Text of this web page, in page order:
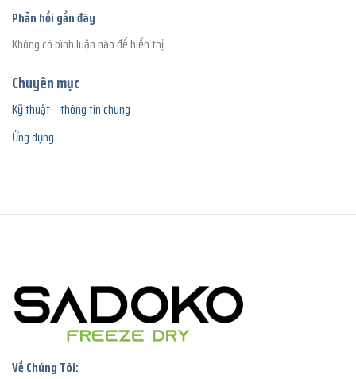
Phản hồi gần đây
Không có bình luận nào để hiển thị.
Chuyên mục
Kỹ thuật – thông tin chung
Ứng dụng
Về Chúng Tôi: